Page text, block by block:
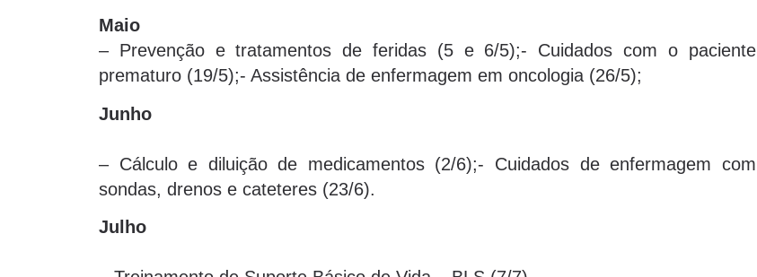
Maio
– Prevenção e tratamentos de feridas (5 e 6/5);- Cuidados com o paciente
prematuro (19/5);- Assistência de enfermagem em oncologia (26/5);
Junho
– Cálculo e diluição de medicamentos (2/6);- Cuidados de enfermagem com
sondas, drenos e cateteres (23/6).
Julho